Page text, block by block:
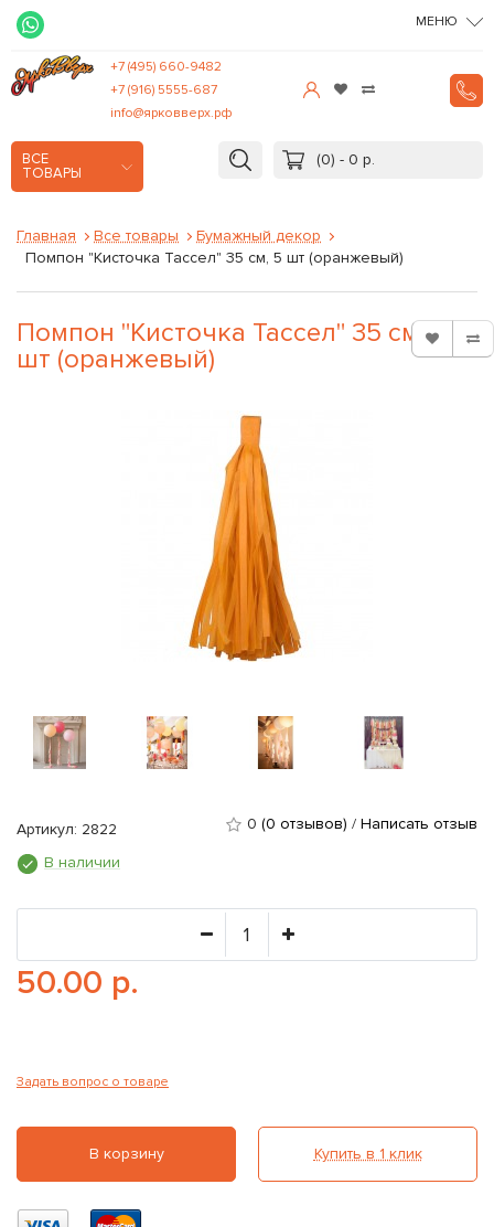
МЕНЮ
+7 (495) 660-9482
+7 (916) 5555-687
info@ярковверх.рф
ВСЕ
ТОВАРЫ
(0) - 0 р.
Главная Все товары
Бумажный декор
Помпон "Кисточка Тассел" 35 см, 5 шт (оранжевый)
Помпон "Кисточка Тассел" 35 см, 5
шт (оранжевый)
Артикул: 2822 0 (0 отзывов) / Написать отзыв
В наличии
50.00 р.
Задать вопрос о товаре
В корзину Купить в 1 клик